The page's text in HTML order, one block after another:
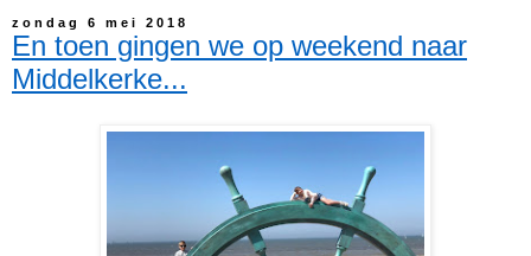
zondag 6 mei 2018
En toen gingen we op weekend naar
Middelkerke...